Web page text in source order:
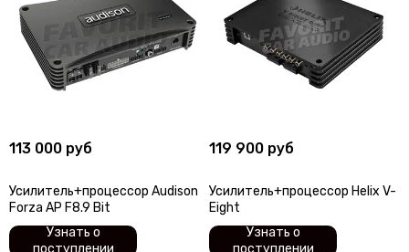
113 000 руб
Усилитель+процессор Audison
Forza AP F8.9 Bit
Узнать о
поступлении
119 900 руб
Усилитель+процессор Helix V-
Eight
Узнать о
поступлении